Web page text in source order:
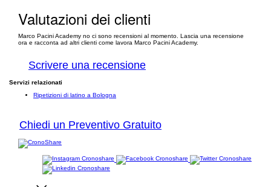
Valutazioni dei clienti
Marco Pacini Academy no ci sono recensioni al momento. Lascia una recensione
ora e racconta ad altri clienti come lavora Marco Pacini Academy.
Scrivere una recensione
Servizi relazionati
Ripetizioni di latino a Bologna
Chiedi un Preventivo Gratuito